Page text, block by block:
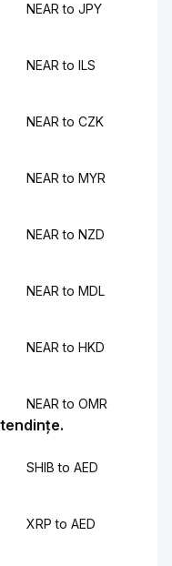
NEAR to JPY
NEAR to ILS
NEAR to CZK
NEAR to MYR
NEAR to NZD
NEAR to MDL
NEAR to HKD
NEAR to OMR
SHIB to AED
XRP to AED